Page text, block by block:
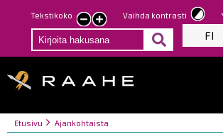
Hyppää
pääsisältöön
Tekstikoko
Pienennä
tekstin
kokoa
Suurenna
tekstin
kokoa
Vaihda kontrasti
FI
Breadcrumbs
You
Etusivu Ajankohtaista